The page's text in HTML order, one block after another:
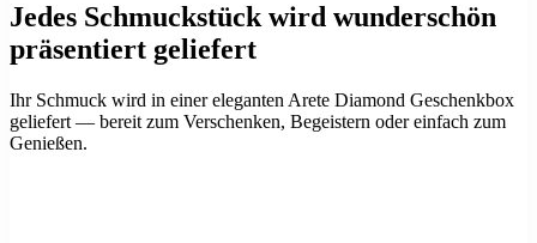
Jedes Schmuckstück wird wunderschön
präsentiert geliefert
Ihr Schmuck wird in einer eleganten Arete Diamond Geschenkbox
geliefert — bereit zum Verschenken, Begeistern oder einfach zum
Genießen.